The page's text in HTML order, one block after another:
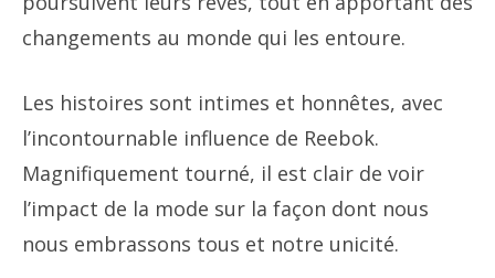
changements au monde qui les entoure.
Les histoires sont intimes et honnêtes, avec
l’incontournable influence de Reebok.
Magnifiquement tourné, il est clair de voir
l’impact de la mode sur la façon dont nous
nous embrassons tous et notre unicité.